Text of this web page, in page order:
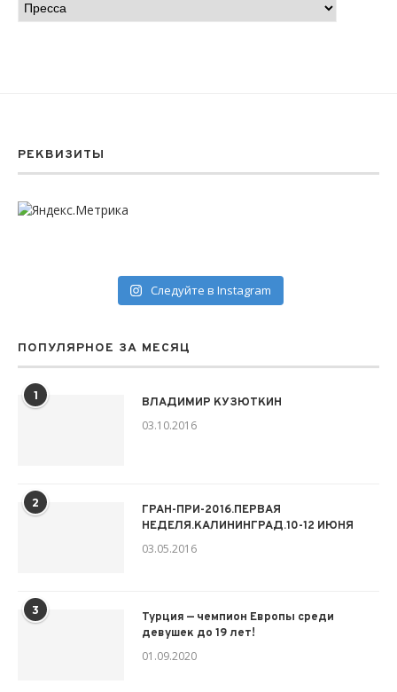
РЕКВИЗИТЫ
Следуйте в Instagram
ПОПУЛЯРНОЕ ЗА МЕСЯЦ
1
ВЛАДИМИР КУЗЮТКИН
03.10.2016
2
ГРАН-ПРИ-2016.ПЕРВАЯ
НЕДЕЛЯ.КАЛИНИНГРАД.10-12 ИЮНЯ
03.05.2016
3
Турция — чемпион Европы среди
девушек до 19 лет!
01.09.2020